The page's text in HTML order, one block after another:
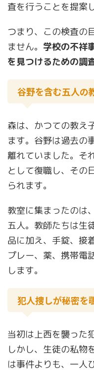
査を行うことを提案
つまり、この検査の
ません。 学校の不祥
を見つけるための調
谷野を含む五人の
森は、かつての教え
ます。谷野は過去の
離れていました。そ
として復職し、その
られます。
教室に集まったのは
五人。教師たちは生
品に加え、手錠、接
プレー、薬、携帯電
します。
犯人捜しが秘密を
当初は上西を襲った
しかし、生徒の私物
は事件よりも、一人